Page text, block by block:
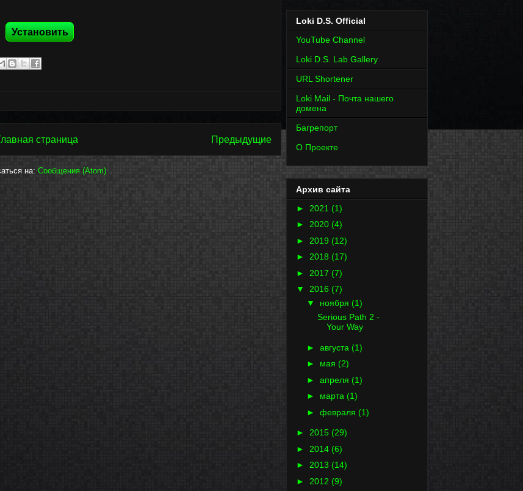
Установить
Предыдущие
страница
на: Сообщения (Atom)
Loki D.S. Official
YouTube Channel
Loki D.S. Lab Gallery
URL Shortener
Loki Mail - Почта нашего
домена
Багрепорт
О Проекте
Архив сайта
► 2021 (1)
► 2020 (4)
► 2019 (12)
► 2018 (17)
► 2017 (7)
▼ 2016 (7)
▼ ноября (1)
Serious Path 2 -
Your Way
► августа (1)
► мая (2)
► апреля (1)
► марта (1)
► февраля (1)
► 2015 (29)
► 2014 (6)
► 2013 (14)
► 2012 (9)